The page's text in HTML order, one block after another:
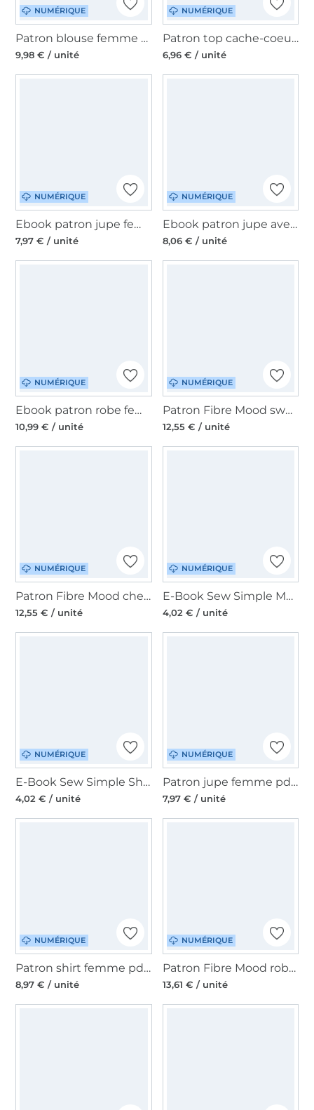
NUMÉRIQUE
Patron blouse femme pdf Eloisa Lillesol & Pelle, en allemand
9,98 € / unité
NUMÉRIQUE
Patron top cache-coeur femme pdf Olivia Erbsünde, en allemand
6,96 € / unité
NUMÉRIQUE
Ebook patron jupe femme 'Maxirock' Lillesol & Pelle, en allemand
7,97 € / unité
NUMÉRIQUE
Ebook patron jupe avec short femme CERGAS Nähfrosch, en allemand
8,06 € / unité
NUMÉRIQUE
Ebook patron robe femme Perla La Bavarese, en allemand
10,99 € / unité
NUMÉRIQUE
Patron Fibre Mood sweat-shirt femme pdf Didi, en français
12,55 € / unité
NUMÉRIQUE
Patron Fibre Mood chemisier femme pdf Norma, en français
12,55 € / unité
NUMÉRIQUE
E-Book Sew Simple Mädchen Boxershorts Hilda, en allemand
4,02 € / unité
NUMÉRIQUE
E-Book Sew Simple Shirt Golda, en allemand
4,02 € / unité
NUMÉRIQUE
Patron jupe femme pdf Studio Schnittreif Mme Kari,en allemand
7,97 € / unité
NUMÉRIQUE
Patron shirt femme pdf Lovani drei eM's, en allemand
8,97 € / unité
NUMÉRIQUE
Patron Fibre Mood robe femme pdf Kaori, en français
13,61 € / unité